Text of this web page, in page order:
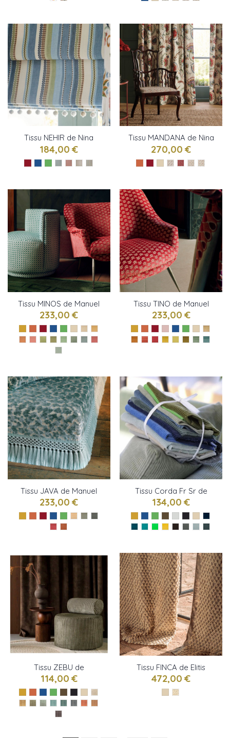
Tissu NEHIR de Nina
Campbell
184,00 €
Tissu MANDANA de Nina
Campbell
270,00 €
Tissu MINOS de Manuel
Canovas
233,00 €
Tissu TINO de Manuel
Canovas
233,00 €
Tissu JAVA de Manuel
Canovas
233,00 €
Tissu Corda Fr Sr de
Designers Guild
134,00 €
Tissu ZEBU de
Casamance
114,00 €
Tissu FINCA de Elitis
472,00 €